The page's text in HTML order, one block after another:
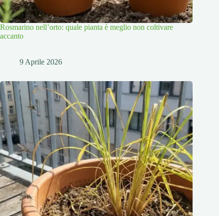
Rosmarino nell’orto: quale pianta è meglio non coltivare
accanto
9 Aprile 2026